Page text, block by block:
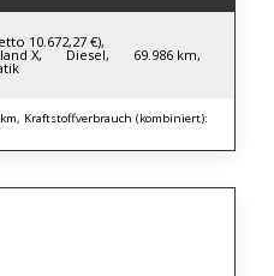
10.672,27 €),
X, Diesel, 69.986 km,
Kraftstoffverbrauch (kombiniert):